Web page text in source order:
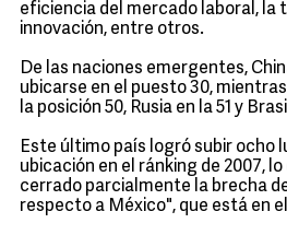
eficiencia del mercado laboral, la
innovación, entre otros.
De las naciones emergentes,
ubicarse en el puesto 30,
la posición 50, Rusia en la 51 y
Este último país logró subir ocho
ubicación en el ránking de 2007,
cerrado parcialmente la brecha
respecto a México", que está en